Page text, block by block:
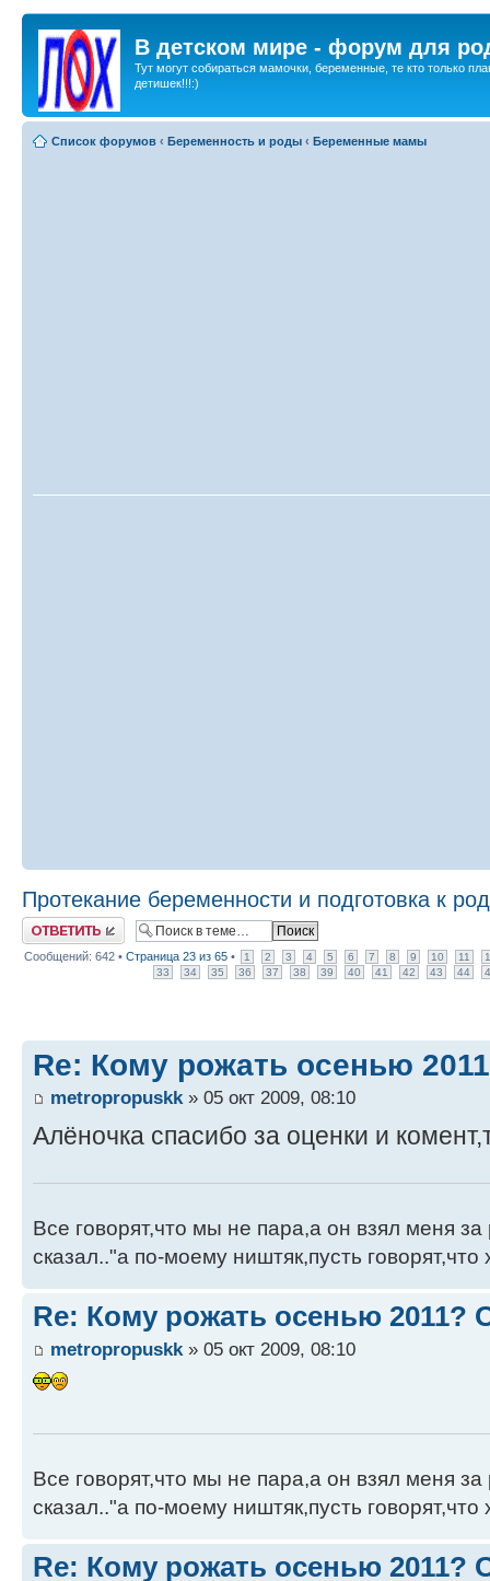
В детском мире - форум для
Тут могут собираться мамочки, беременные, те кто только
детишек!!!:)
Список форумов ‹ Беременность и роды ‹ Беременные мамы
Протекание беременности и подготовка к
Ответить
Сообщений: 642 • Страница 23 из 65 • 1 2 3 4 5 6 7 8 9 10 11
33
34 35 36 37 38 39 40 41 42 43 44
Re: Кому рожать осенью
metropropuskk» 05 окт 2009, 08:10
Алёночка спасибо за оценки и
Все говорят,что мы не пара,а он взял меня за
сказал.."а по-моему ништяк,пусть говорят,что
Re: Кому рожать осенью 2011?
metropropuskk » 05 окт 2009, 08:10
Все говорят,что мы не пара,а он взял меня за
сказал.."а по-моему ништяк,пусть говорят,что
Re: Кому рожать осенью 2011?